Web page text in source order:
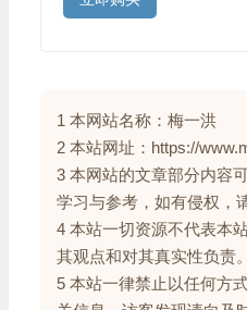
1 本网站名称：梅一洪
2 本站网址：https://
3 本网站的文章部分内容
学习与参考，如有侵权，
4 本站一切资源不代表本
其观点和对其真实性负责。
5 本站一律禁止以任何方